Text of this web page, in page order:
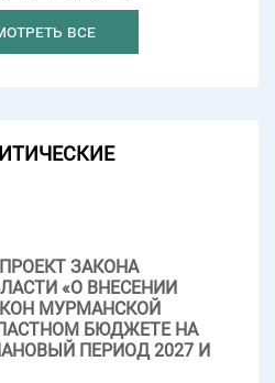
все
ЗАКОНА
«О ВНЕСЕНИИ
МУРМАНСКОЙ
БЮДЖЕТЕ НА
ПЕРИОД 2027 И